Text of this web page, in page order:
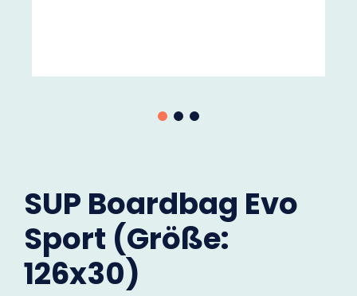
SUP Boardbag Evo
Sport (Größe:
126x30)